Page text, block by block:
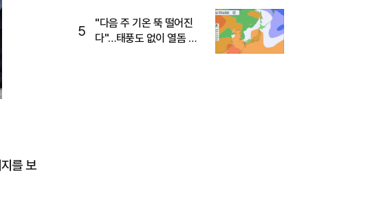
를 보
5
"다음 주 기온 뚝 떨어진
다"…태풍도 없이 열돔 박